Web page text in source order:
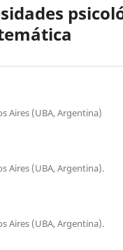
Aires (UBA, Argentina)
Aires (UBA, Argentina).
Aires (UBA, Argentina).